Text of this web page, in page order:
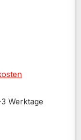
Werktage